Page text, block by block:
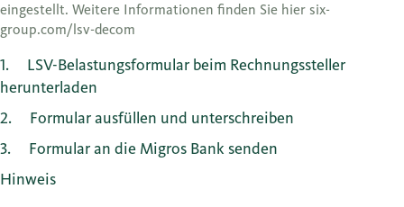
eingestellt. Weitere Informationen finden Sie hier six-
group.com/lsv-decom
1
LSV-Belastungsformular beim Rechnungssteller
herunterladen
2
Formular ausfüllen und unterschreiben
3
Formular an die Migros Bank senden
Hinweis